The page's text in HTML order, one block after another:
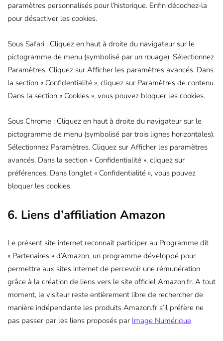
paramètres personnalisés pour l’historique. Enfin décochez-la
pour désactiver les cookies.
Sous Safari : Cliquez en haut à droite du navigateur sur le
pictogramme de menu (symbolisé par un rouage). Sélectionnez
Paramètres. Cliquez sur Afficher les paramètres avancés. Dans
la section « Confidentialité », cliquez sur Paramètres de contenu.
Dans la section « Cookies », vous pouvez bloquer les cookies.
Sous Chrome : Cliquez en haut à droite du navigateur sur le
pictogramme de menu (symbolisé par trois lignes horizontales).
Sélectionnez Paramètres. Cliquez sur Afficher les paramètres
avancés. Dans la section « Confidentialité », cliquez sur
préférences. Dans l’onglet « Confidentialité », vous pouvez
bloquer les cookies.
6. Liens d’affiliation Amazon
Le présent site internet reconnait participer au Programme dit
« Partenaires » d’Amazon, un programme développé pour
permettre aux sites internet de percevoir une rémunération
grâce à la création de liens vers le site officiel Amazon.fr. A tout
moment, le visiteur reste entièrement libre de rechercher de
manière indépendante les produits Amazon.fr s’il préfère ne
pas passer par les liens proposés par Image Numérique.